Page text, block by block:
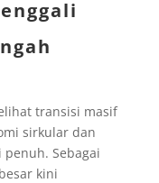
transisi masif
sirkular dan
Sebagai
kini